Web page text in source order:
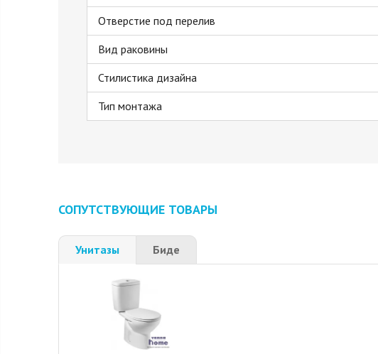
Отверстие под перелив
Вид раковины
Стилистика дизайна
Тип монтажа
СОПУТСТВУЮЩИЕ ТОВАРЫ
Унитазы Биде